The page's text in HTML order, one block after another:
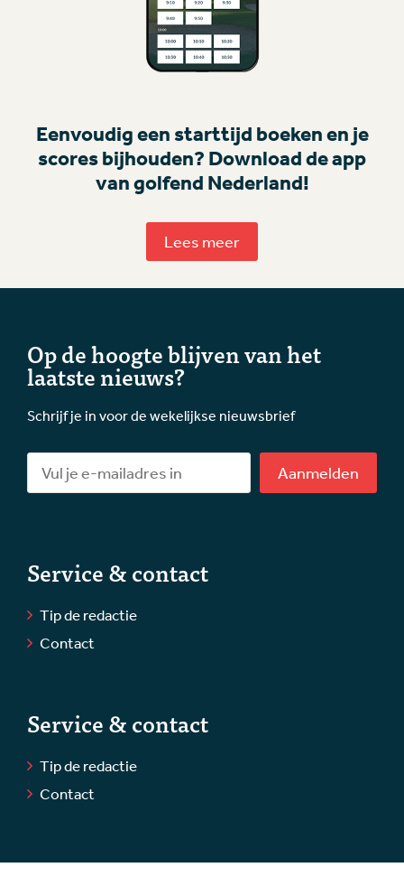
Eenvoudig een starttijd boeken en je
scores bijhouden? Download de app
van golfend Nederland!
Lees meer
Op de hoogte blijven van het
laatste nieuws?
Schrijf je in voor de wekelijkse nieuwsbrief
Aanmelden
Service & contact
Tip de redactie
Contact
Service & contact
Tip de redactie
Contact